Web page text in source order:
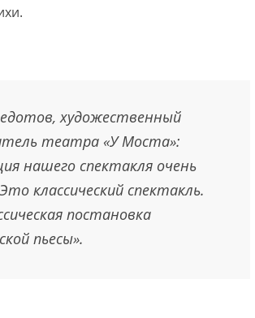
художественный
театра «У Моста»:
нашего спектакля очень
классический спектакль.
постановка
пьесы».